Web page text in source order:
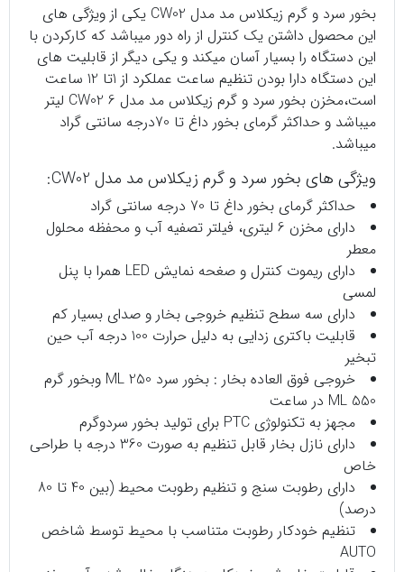
بخور
سرد و گرم زیکلاس مد مدل CW02 یکی از ویژگی های
این محصول داشتن یک کنترل از راه دور میباشد که کارکردن با
این دستگاه را بسیار آسان میکند و یکی دیگر از قابلیت های
این دستگاه دارا بودن تنظیم ساعت عملکرد از 1تا 12 ساعت
است،مخزن بخور سرد و گرم زیکلاس مد مدل CW02 6 لیتر
میباشد و حداکثر گرمای بخور داغ تا 70درجه سانتی گراد
میباشد.
ویژگی های بخور سرد و گرم زیکلاس مد مدل CW02:
حداکثر گرمای بخور داغ تا 70 درجه سانتی گراد
دارای مخزن 6 لیتری، فیلتر تصفیه آب و محفظه محلول
معطر
دارای ریموت کنترل و صغحه نمایش LED همرا با پنل
لمسی
دارای سه سطح تنظیم خروجی بخار و صدای بسیار کم
قابلیت باکتری زدایی به دلیل حرارت 100 درجه آب حین
تبخیر
خروجی فوق العاده بخار : بخور سرد 250 ML وبخور گرم
550 ML در ساعت
مجهز به تکنولوژی PTC برای تولید بخور سردوگرم
دارای نازل بخار قابل تنظیم به صورت 360 درجه با طراحی
خاص
دارای رطوبت سنج و تنظیم رطوبت محیط (بین 40 تا 80
درصد)
تنظیم خودکار رطوبت متناسب با محیط توسط شاخص
AUTO